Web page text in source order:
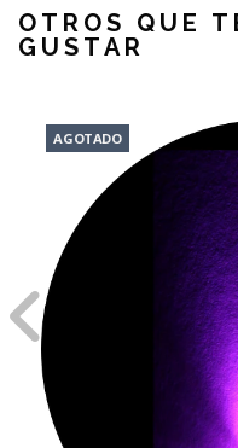
OTROS QUE
GUSTAR
AGOTADO